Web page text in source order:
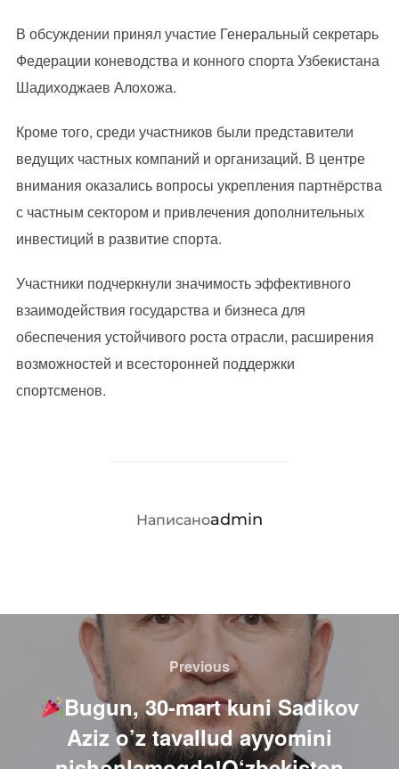
В обсуждении принял участие Генеральный секретарь
Федерации коневодства и конного спорта Узбекистана
Шадиходжаев Алохожа.
Кроме того, среди участников были представители
ведущих частных компаний и организаций. В центре
внимания оказались вопросы укрепления партнёрства
с частным сектором и привлечения дополнительных
инвестиций в развитие спорта.
Участники подчеркнули значимость эффективного
взаимодействия государства и бизнеса для
обеспечения устойчивого роста отрасли, расширения
возможностей и всесторонней поддержки
спортсменов.
АВТОР ЗАПИСИ
Написаноadmin
Навигация
записям
Previous
Previous
Bugun, 30-mart kuni Sadikov
Aziz o’z tavallud ayyomini